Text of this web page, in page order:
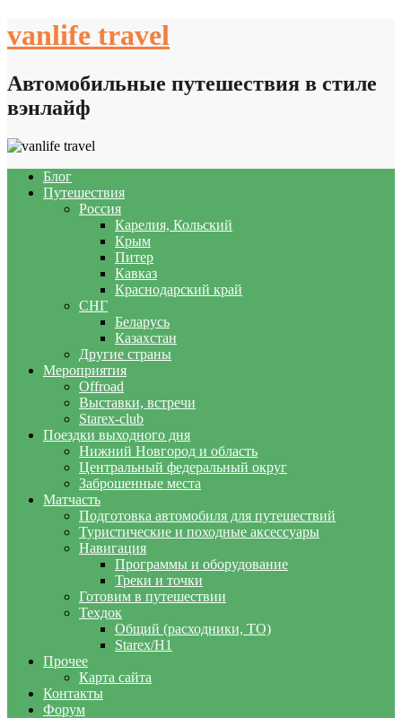
to
vanlife travel
Автомобильные путешествия в стиле
вэнлайф
Блог
Путешествия
Россия
Карелия, Кольский
Крым
Питер
Кавказ
Краснодарский край
СНГ
Беларусь
Казахстан
Другие страны
Мероприятия
Offroad
Выставки, встречи
Starex-club
Поездки выходного дня
Нижний Новгород и область
Центральный федеральный округ
Заброшенные места
Матчасть
Подготовка автомобиля для путешествий
Туристические и походные аксессуары
Навигация
Программы и оборудование
Треки и точки
Готовим в путешествии
Техдок
Общий (расходники, ТО)
Starex/H1
Прочее
Карта сайта
Контакты
Форум